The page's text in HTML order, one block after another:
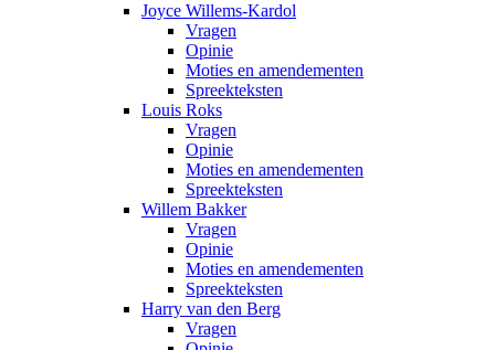
Joyce Willems-Kardol
Vragen
Opinie
Moties en amendementen
Spreekteksten
Louis Roks
Vragen
Opinie
Moties en amendementen
Spreekteksten
Willem Bakker
Vragen
Opinie
Moties en amendementen
Spreekteksten
Harry van den Berg
Vragen